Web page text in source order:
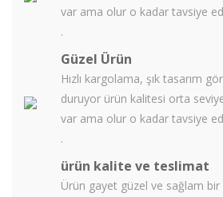
var ama olur o kadar tavsiye
.
Güzel Ürün
Hızlı kargolama, şık tasarım
duruyor ürün kalitesi orta
var ama olur o kadar tavsiye
.
ürün kalite ve teslimat
Ürün gayet güzel ve sağlam bir